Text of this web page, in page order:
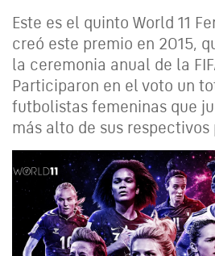
Este es el quinto World 11
creó este premio en 2015,
la ceremonia anual de la
Participaron en el voto un
futbolistas femeninas que
más alto de sus respectivos